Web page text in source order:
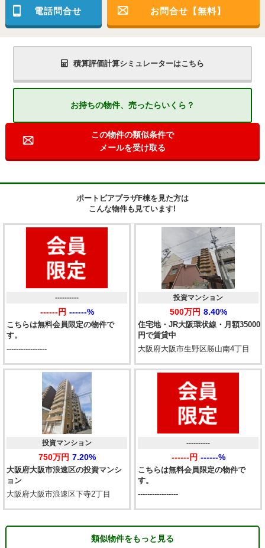
電話問合せ お問合せ【無料】
積算評価計算シミュレーターはこちら
お持ちの物件、売ったらいくら？
この物件の類似条件で
メールを受け取る
ポートピアプラザF棟を見た方は
こんな物件も見ています!
こちらは無料会員限定の物件で
す。
----------
------円 ------%
-----------------
住宅地・JR大阪環状線・月額35000
円で賃貸中
投資マンション
500万円 8.40%
大阪府大阪市生野区勝山南4丁目
大阪府大阪市浪速区の投資マンシ
ョン
投資マンション
750万円 7.20%
大阪府大阪市浪速区下寺2丁目
こちらは無料会員限定の物件で
す。
----------
------円 ------%
-----------------
類似物件をもっと見る